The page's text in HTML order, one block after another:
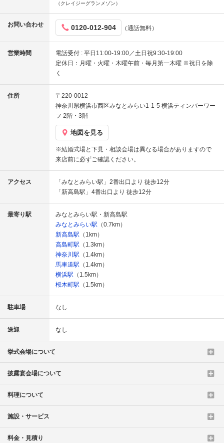
（クレイジーグランメゾン）
お問い合わせ 0120-012-904 （通話無料）
営業時間
電話受付 : 平日11:00-19:00／土日祝9:30-19:00
定休日：月曜・火曜・木曜午前・毎月第一木曜 ※祝日を除
く
住所
〒220-0012
神奈川県横浜市西区みなとみらい1-1-5 横浜ティンバーワー
フ 2階・3階
地図を見る
※結婚式場と下見・相談会場は異なる場合がありますので
来店前に必ずご確認ください。
アクセス
「みなとみらい駅」2番出口より 徒歩12分
「新高島駅」4番出口より 徒歩12分
最寄り駅
みなとみらい駅・新高島駅
みなとみらい駅 （0.7km）
新高島駅 （1km）
高島町駅 （1.3km）
神奈川駅 （1.4km）
馬車道駅 （1.4km）
横浜駅 （1.5km）
桜木町駅 （1.5km）
駐車場 なし
送迎 なし
挙式会場について
披露宴会場について
料理について
施設・サービス
料金・見積り